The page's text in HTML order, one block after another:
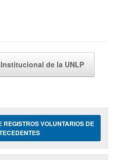
de la UNLP
REGISTROS VOLUNTARIOS DE